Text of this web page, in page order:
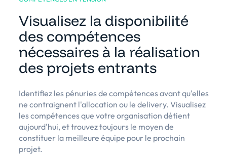
Visualisez la disponibilité
des compétences
nécessaires à la réalisation
des projets entrants
Identifiez les pénuries de compétences avant qu'elles
ne contraignent l'allocation ou le delivery. Visualisez
les compétences que votre organisation détient
aujourd'hui, et trouvez toujours le moyen de
constituer la meilleure équipe pour le prochain
projet.